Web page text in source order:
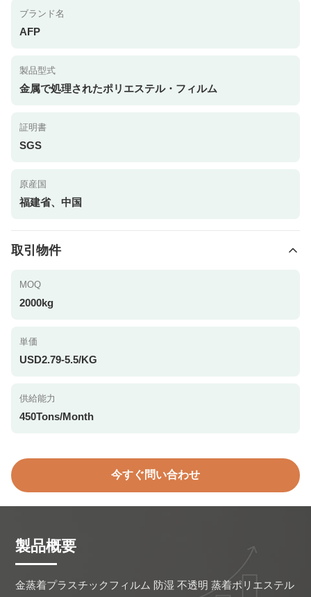
ブランド名
AFP
製品型式
金属で処理されたポリエステル・フィルム
証明書
SGS
原産国
福建省、中国
取引物件
MOQ
2000kg
単価
USD2.79-5.5/KG
供給能力
450Tons/Month
今すぐ問い合わせ
製品概要
金蒸着プラスチックフィルム 防湿 不透明 蒸着ポリエステル